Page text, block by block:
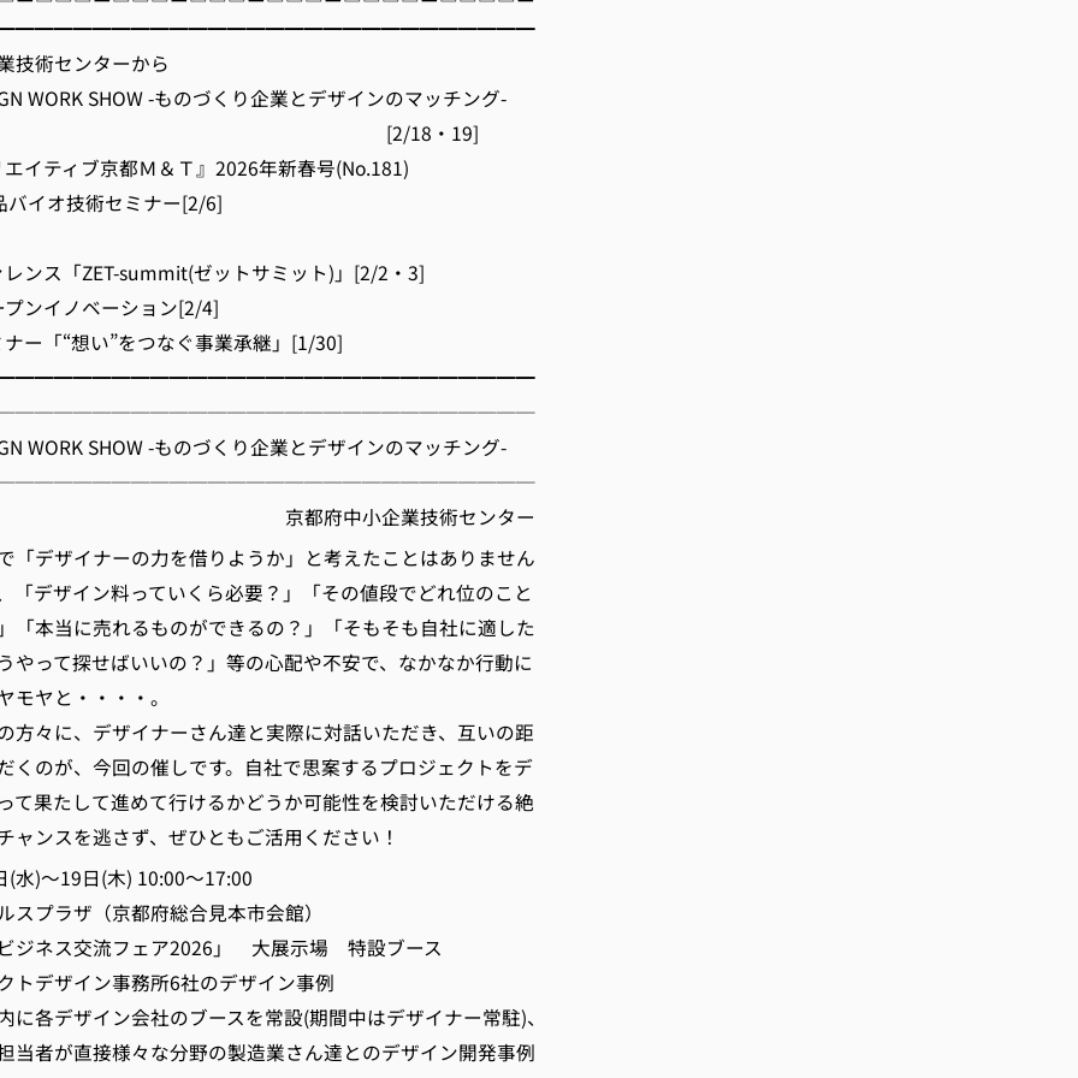
技術センターから
WORK SHOW -ものづくり企業とデザインのマッチング-
18・19]
イティブ京都Ｍ＆Ｔ』2026年新春号(No.181)
イオ技術セミナー[2/6]
ンス「ZET-summit(ゼットサミット)」[2/2・3]
ンイノベーション[2/4]
ー「“想い”をつなぐ事業承継」[1/30]
WORK SHOW -ものづくり企業とデザインのマッチング-
中小企業技術センター
デザイナーの力を借りようか」と考えたことはありません
「デザイン料っていくら必要？」「その値段でどれ位のこと
「本当に売れるものができるの？」「そもそも自社に適した
やって探せばいいの？」等の心配や不安で、なかなか行動に
モヤと・・・・。
々に、デザイナーさん達と実際に対話いただき、互いの距
くのが、今回の催しです。自社で思案するプロジェクトをデ
て果たして進めて行けるかどうか可能性を検討いただける絶
ャンスを逃さず、ぜひともご活用ください！
)～19日(木) 10:00～17:00
プラザ（京都府総合見本市会館）
交流フェア2026」 大展示場 特設ブース
デザイン事務所6社のデザイン事例
イン会社のブースを常設(期間中はデザイナー常駐)、
直接様々な分野の製造業さん達とのデザイン開発事例